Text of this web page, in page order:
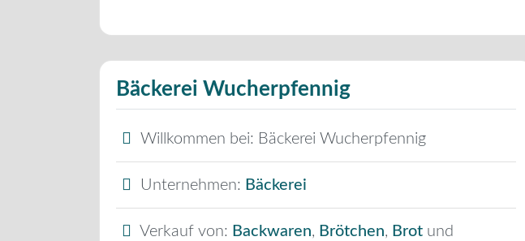
Bäckerei Wucherpfennig
Willkommen bei: Bäckerei Wucherpfennig
Unternehmen: Bäckerei
Verkauf von: Backwaren, Brötchen, Brot und